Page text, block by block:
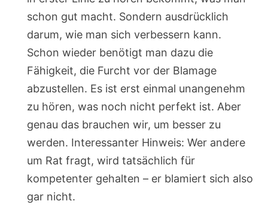
schon gut macht. Sondern ausdrücklich
darum, wie man sich verbessern kann.
Schon wieder benötigt man dazu die
Fähigkeit, die Furcht vor der Blamage
abzustellen. Es ist erst einmal unangenehm
zu hören, was noch nicht perfekt ist. Aber
genau das brauchen wir, um besser zu
werden. Interessanter Hinweis: Wer andere
um Rat fragt, wird tatsächlich für
kompetenter gehalten – er blamiert sich also
gar nicht.